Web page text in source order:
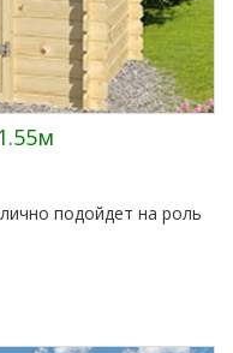
подойдет на роль